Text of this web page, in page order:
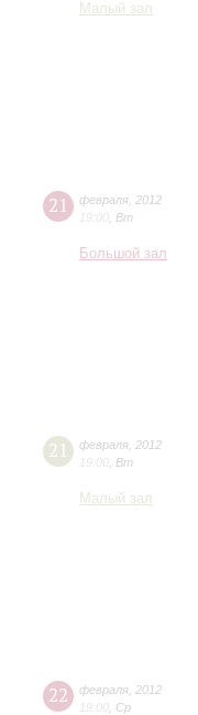
Малый зал
21 февраля 2012
19:00 Вт
Большой зал
21 февраля 2012
19:00 Вт
Малый зал
22 февраля 2012
19:00 Ср